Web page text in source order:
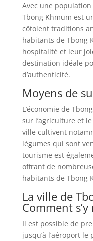
Avec une
Tbong Khmum est
côtoient traditions
habitants de Tbong
hospitalité et leur
destination idéale
d’authenticité.
Moyens de
L’économie de
sur l’agriculture et
ville cultivent
légumes qui sont
tourisme est
offrant de
habitants de Tbong
La ville de
Comment
Il est possible de
jusqu’à l’aéroport